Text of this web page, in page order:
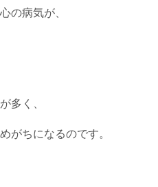
の病気が、
多く、
がちになるのです。